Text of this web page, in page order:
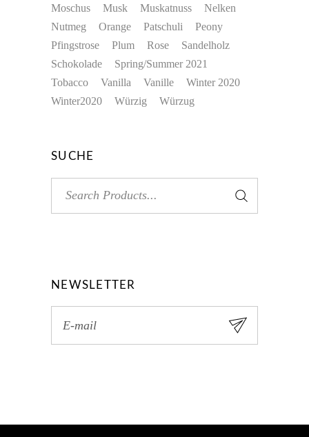
Moschus
Musk Muskatnuss
Nelken
Nutmeg
Orange Patschuli
Peony
Pfingstrose
Plum Rose
Sandelholz
Schokolade
Spring/Summer 2021
Tobacco
Vanilla Vanille
Winter 2020
Winter2020
Würzig Würzug
SUCHE
for:
NEWSLETTER